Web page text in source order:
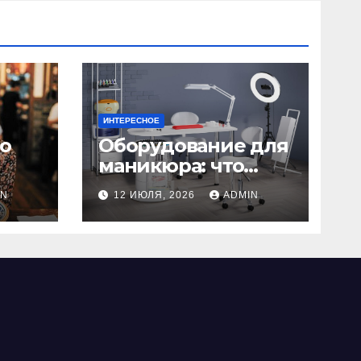
ИНТЕРЕСНОЕ
Оборудование для
маникюра: что
нужно для
идеального
маникюра
12 ИЮЛЯ, 2026 ADMIN